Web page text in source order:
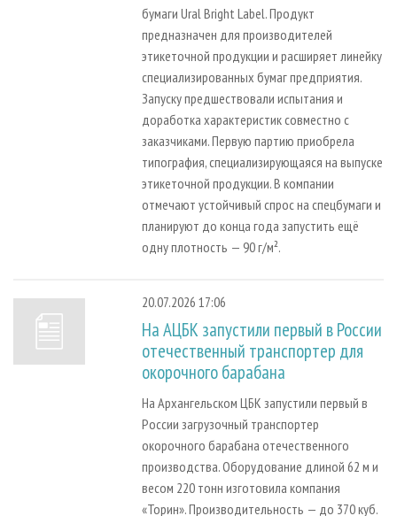
бумаги Ural Bright Label. Продукт
предназначен для производителей
этикеточной продукции и расширяет линейку
специализированных бумаг предприятия.
Запуску предшествовали испытания и
доработка характеристик совместно с
заказчиками. Первую партию приобрела
типография, специализирующаяся на выпуске
этикеточной продукции. В компании
отмечают устойчивый спрос на спецбумаги и
планируют до конца года запустить ещё
одну плотность — 90 г/м².
20.07.2026 17:06
На АЦБК запустили первый в России
отечественный транспортер для
окорочного барабана
На Архангельском ЦБК запустили первый в
России загрузочный транспортер
окорочного барабана отечественного
производства. Оборудование длиной 62 м и
весом 220 тонн изготовила компания
«Торин». Производительность — до 370 куб.